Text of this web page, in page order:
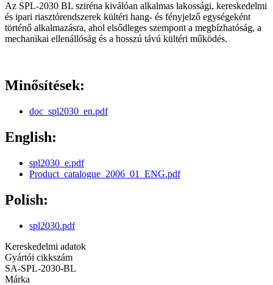
Az SPL-2030 BL sziréna kiválóan alkalmas lakossági, kereskedelmi
és ipari riasztórendszerek kültéri hang- és fényjelző egységeként
történő alkalmazásra, ahol elsődleges szempont a megbízhatóság, a
mechanikai ellenállóság és a hosszú távú kültéri működés.
Minősítések:
doc_spl2030_en.pdf
English:
spl2030_e.pdf
Product_catalogue_2006_01_ENG.pdf
Polish:
spl2030.pdf
Kereskedelmi adatok
Gyártói cikkszám
SA-SPL-2030-BL
Márka